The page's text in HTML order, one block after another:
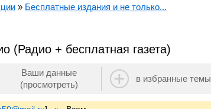
» Бесплатные издания и не только...
(Радио + бесплатная газета)
Ваши данные
(просмотреть)
в избранные темы